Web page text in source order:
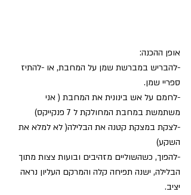
אופן ההכנה:
-להבריש במברשת שמן על המחבת, או -להתיז
ספריי שמן.
-לחמם על אש בינונית את המחבת ( אני
משתמשת במחבת המחולקת ל 7 פנקייקס)
-לצקת במצקת קטנה את הבלילה( לא למלא את
השקע)
-להפוך, כשהשוליים מזהיבים ובועות צצות מתוך
הבלילה, ישנה תפיחה קלה והמרקם העליון נראה
יציב.